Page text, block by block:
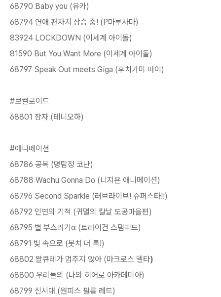
68790 Baby you (유카)
68794 연애 편차치 상승 중! (P마루사마)
83924 LOCKDOWN (이세계 아이돌)
81590 But You Want More (이세계 아이돌)
68797 Speak Out meets Giga (후치가미 마이)
#보컬로이드
68801 잠자 (테니오하)
#애니메이션
68786 공복 (명탐정 코난)
68788 Wachu Gonna Do (니지욘 애니메이션)
68796 Second Sparkle (러브라이브! 슈퍼스타!!)
68792 인연의 기적 (귀멸의 칼날 도공마을편)
68795 별 부스러기α (트라이건 스탬피드)
68791 빛 속으로 (봇치 더 록!)
68802 왈큐레가 멈추지 않아 (마크로스 델타)
68800 우리들의 (나의 히어로 아카데미아)
68799 신시대 (원피스 필름 레드)